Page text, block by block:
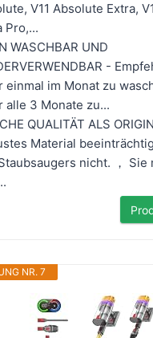
V11 Absolute Extra,
Pro,...
WASCHBAR UND
-
einmal im Monat zu
alle 3 Monate zu...
QUALITÄT ALS
Material
nicht. ， Sie
NR. 7